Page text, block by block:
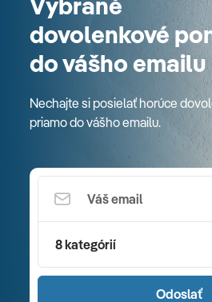
dovolenkové
do vášho emailu
Nechajte si posielať horúce
priamo do vášho emailu.
8 kategórií
Odoslať